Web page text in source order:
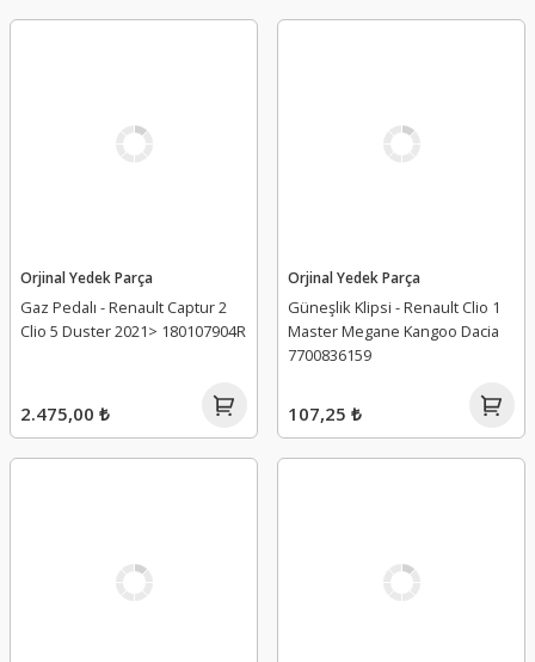
Orjinal Yedek Parça
Gaz Pedalı - Renault Captur 2
Clio 5 Duster 2021> 180107904R
2.475,00 ₺
Orjinal Yedek Parça
Güneşlik Klipsi - Renault Clio 1
Master Megane Kangoo Dacia
7700836159
107,25 ₺